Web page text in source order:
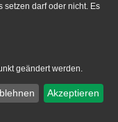
setzen darf oder nicht. Es
geändert werden.
Akzeptieren